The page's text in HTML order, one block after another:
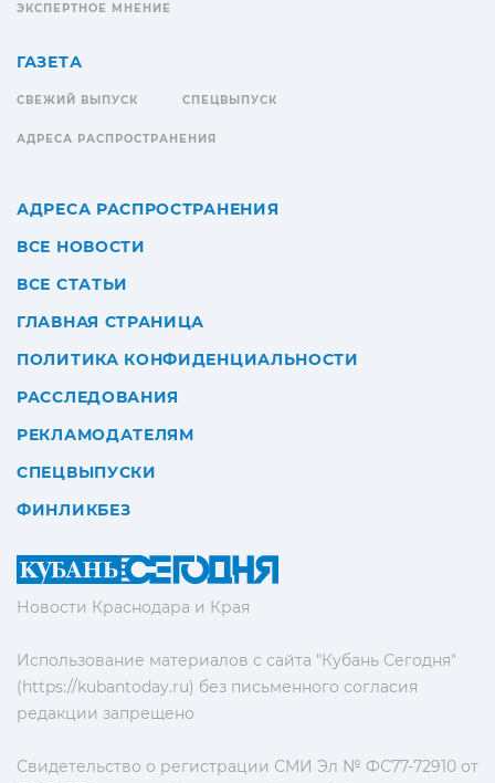
Новости Краснодара и Края
Использование материалов с сайта "Кубань Сегодня"
(https://kubantoday.ru) без письменного согласия
редакции запрещено
Свидетельство о регистрации СМИ Эл № ФС77-72910 от
ЭКСПЕРТНОЕ МНЕНИЕ
ГАЗЕТА
СВЕЖИЙ ВЫПУСК СПЕЦВЫПУСК
АДРЕСА РАСПРОСТРАНЕНИЯ
АДРЕСА РАСПРОСТРАНЕНИЯ
ВСЕ НОВОСТИ
ВСЕ СТАТЬИ
ГЛАВНАЯ СТРАНИЦА
ПОЛИТИКА КОНФИДЕНЦИАЛЬНОСТИ
РАССЛЕДОВАНИЯ
РЕКЛАМОДАТЕЛЯМ
СПЕЦВЫПУСКИ
ФИНЛИКБЕЗ